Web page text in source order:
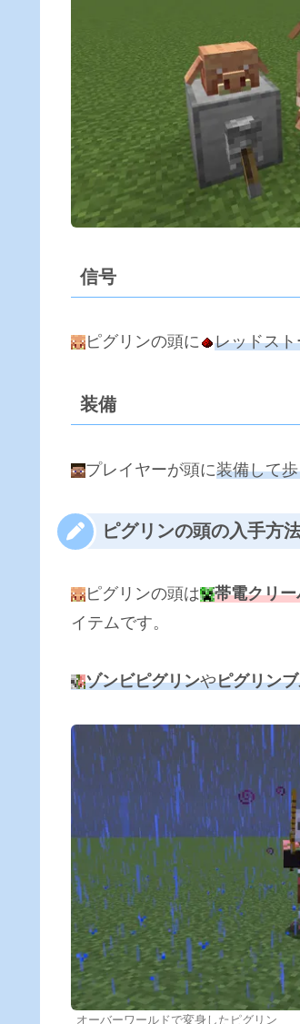
信号
ピグリンの頭に レッドス
装備
プレイヤーが頭に装備して
ピグリンの頭の入手方
ピグリンの頭は 帯電クリー
イテムです。
ゾンビピグリンやピグリン
オーバーワールドで変身したピグリン